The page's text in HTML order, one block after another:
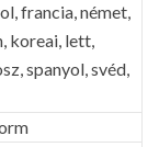
francia, német,
koreai, lett,
spanyol, svéd,